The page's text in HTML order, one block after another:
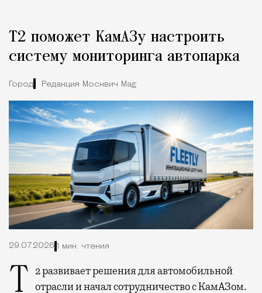
Т2 поможет КамАЗу настроить
систему мониторинга автопарка
Город Редакция Москвич Mag
29.07.2026 1 мин. чтения
Т2 развивает решения для автомобильной отрасли и начал сотрудничество с КамАЗом.